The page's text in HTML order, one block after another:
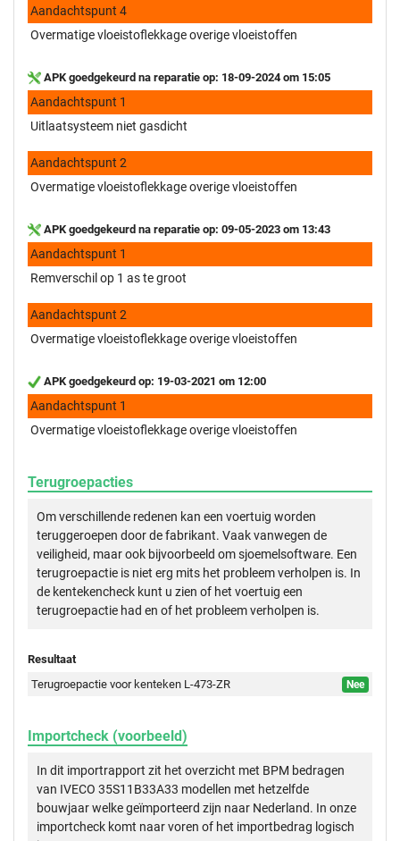
Aandachtspunt 4
Overmatige vloeistoflekkage overige vloeistoffen
APK goedgekeurd na reparatie op: 18-09-2024 om 15:05
Aandachtspunt 1
Uitlaatsysteem niet gasdicht
Aandachtspunt 2
Overmatige vloeistoflekkage overige vloeistoffen
APK goedgekeurd na reparatie op: 09-05-2023 om 13:43
Aandachtspunt 1
Remverschil op 1 as te groot
Aandachtspunt 2
Overmatige vloeistoflekkage overige vloeistoffen
APK goedgekeurd op: 19-03-2021 om 12:00
Aandachtspunt 1
Overmatige vloeistoflekkage overige vloeistoffen
Terugroepacties
Om verschillende redenen kan een voertuig worden
teruggeroepen door de fabrikant. Vaak vanwegen de
veiligheid, maar ook bijvoorbeeld om sjoemelsoftware. Een
terugroepactie is niet erg mits het probleem verholpen is. In
de kentekencheck kunt u zien of het voertuig een
terugroepactie had en of het probleem verholpen is.
Resultaat
Terugroepactie voor kenteken L-473-ZR
Nee
Importcheck (voorbeeld)
In dit importrapport zit het overzicht met BPM bedragen
van IVECO 35S11B33A33 modellen met hetzelfde
bouwjaar welke geïmporteerd zijn naar Nederland. In onze
importcheck komt naar voren of het importbedrag logisch